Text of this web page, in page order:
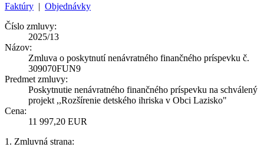
Faktúry | Objednávky
Číslo zmluvy:
2025/13
Názov:
Zmluva o poskytnutí nenávratného finančného príspevku č.
309070FUN9
Predmet zmluvy:
Poskytnutie nenávratného finančného príspevku na schválený
projekt ,,Rozšírenie detského ihriska v Obci Lazisko"
Cena:
11 997,20 EUR
1. Zmluvná strana: